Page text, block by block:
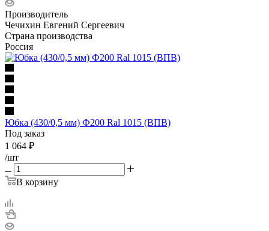
Производитель
Чечихин Евгений Сергеевич
Страна производства
Россия
Юбка (430/0,5 мм) Ф200 Ral 1015 (ВПВ)
Под заказ
1 064 ₽
/шт
В корзину